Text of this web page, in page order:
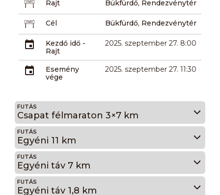
Rajt Bükfürdő, Rendezvénytér
Cél Bükfürdő, Rendezvénytér
Kezdő idő -
Rajt
2025. szeptember 27. 8:00
Esemény
vége
2025. szeptember 27. 11:30
FUTÁS
Csapat félmaraton 3×7 km
FUTÁS
Egyéni 11 km
FUTÁS
Egyéni táv 7 km
FUTÁS
Egyéni táv 1,8 km